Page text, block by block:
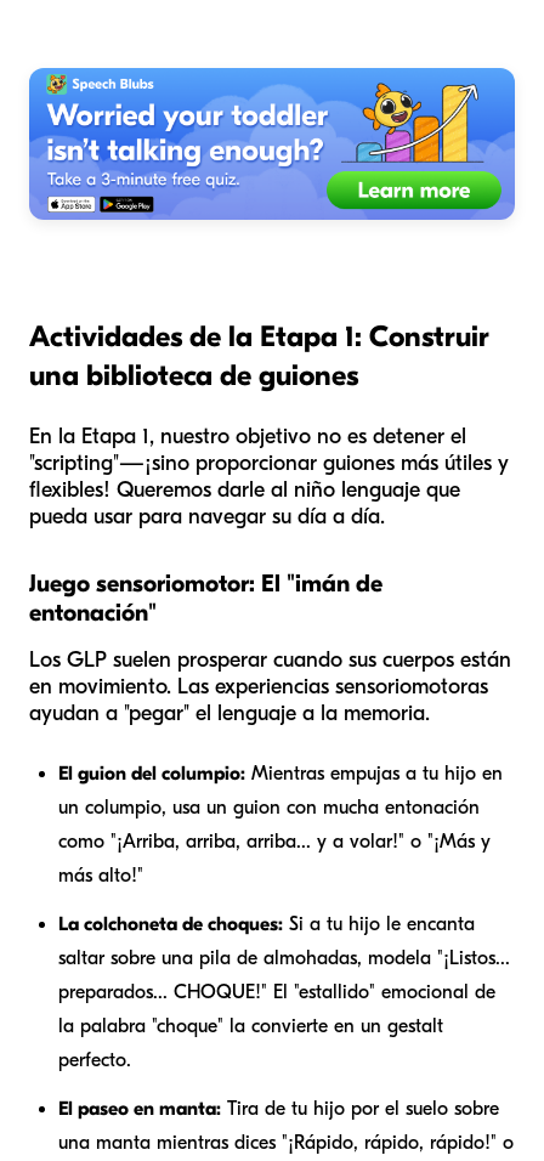
Actividades de la Etapa 1: Construir
una biblioteca de guiones
En la Etapa 1, nuestro objetivo no es detener el
"scripting"—¡sino proporcionar guiones más útiles y
flexibles! Queremos darle al niño lenguaje que
pueda usar para navegar su día a día.
Juego sensoriomotor: El "imán de
entonación"
Los GLP suelen prosperar cuando sus cuerpos están
en movimiento. Las experiencias sensoriomotoras
ayudan a "pegar" el lenguaje a la memoria.
El guion del columpio: Mientras empujas a tu hijo en
un columpio, usa un guion con mucha entonación
como "¡Arriba, arriba, arriba... y a volar!" o "¡Más y
más alto!"
La colchoneta de choques: Si a tu hijo le encanta
saltar sobre una pila de almohadas, modela "¡Listos...
preparados... CHOQUE!" El "estallido" emocional de
la palabra "choque" la convierte en un gestalt
perfecto.
El paseo en manta: Tira de tu hijo por el suelo sobre
una manta mientras dices "¡Rápido, rápido, rápido!" o